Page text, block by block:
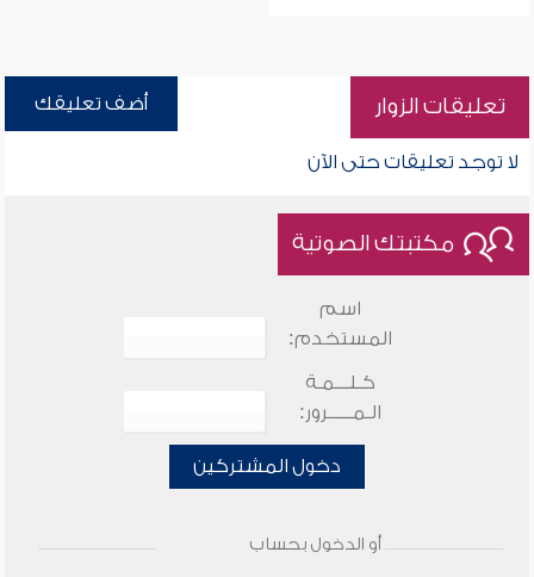
تعليقات الزوار أضف تعليقك
لا توجد تعليقات حتى الآن
مكتبتك الصوتية
اسم
المستخدم:
كـلـــمـة
الـمـــــرور:
دخول المشتركين
أو الدخول بحساب